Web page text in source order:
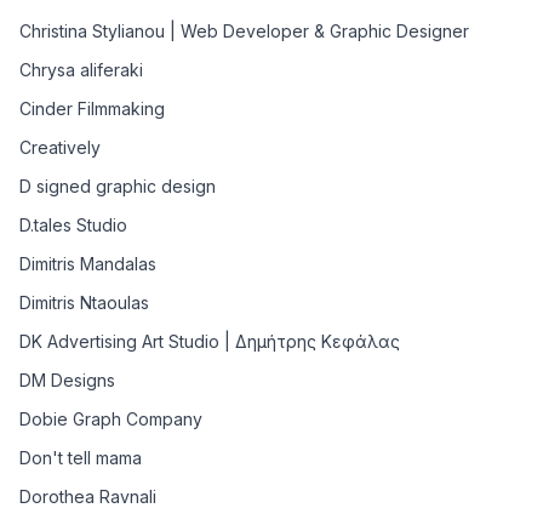
Christina Stylianou | Web Developer & Graphic Designer
Chrysa aliferaki
Cinder Filmmaking
Creatively
D signed graphic design
D.tales Studio
Dimitris Mandalas
Dimitris Ntaoulas
DK Advertising Art Studio | Δημήτρης Κεφάλας
DM Designs
Dobie Graph Company
Don't tell mama
Dorothea Ravnali